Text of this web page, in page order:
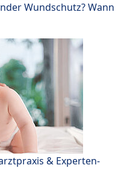
Wundschutz? Wann
& Experten-